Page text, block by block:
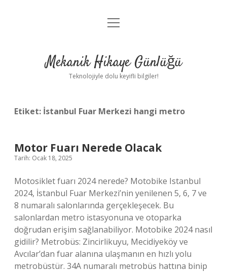
Anasayfa
Yasal Uyarı
menüyü
Mekanik Hikaye Günlüğü
Teknolojiyle dolu keyifli bilgiler!
Etiket: İstanbul Fuar Merkezi hangi metro
Motor Fuarı Nerede Olacak
Tarih: Ocak 18, 2025
Motosiklet fuarı 2024 nerede? Motobike Istanbul
2024, İstanbul Fuar Merkezi’nin yenilenen 5, 6, 7 ve
8 numaralı salonlarında gerçekleşecek. Bu
salonlardan metro istasyonuna ve otoparka
doğrudan erişim sağlanabiliyor. Motobike 2024 nasıl
gidilir? Metrobüs: Zincirlikuyu, Mecidiyeköy ve
Avcılar’dan fuar alanına ulaşmanın en hızlı yolu
metrobüstür. 34A numaralı metrobüs hattına binip